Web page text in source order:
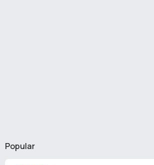
Popular